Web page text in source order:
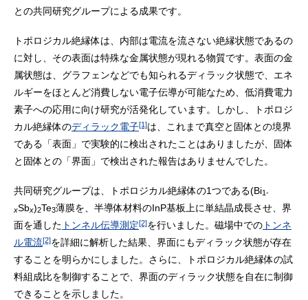
との共同研究グループによる成果です。
トポロジカル絶縁体は、内部は電流を流さない絶縁状態であるの
に対し、その表面は特殊な金属状態が現れる物質です。表面の金
属状態は、グラフェンなどでも知られるディラック状態で、エネ
ルギーをほとんど消費しない電子伝導が可能なため、低消費電力
素子への応用に向け研究が活発化しています。しかし、トポロジ
カル絶縁体のディラック電子[1]は、これまで真空と固体との境界
である「表面」で実験的に検出されたことはありましたが、固体
と固体との「界面」で検出された報告はありませんでした。
共同研究グループは、トポロジカル絶縁体の1つである(Bi1-
xSbx)2Te3薄膜を、半導体材料のInP基板上に単結晶成長させ、界
面を通した トンネル伝導測定[2]を行いました。磁場中での トンネ
ル電流[2]を詳細に解析した結果、界面にもディラック状態が存在
することを明らかにしました。さらに、トポロジカル絶縁体の試
料組成比を制御することで、界面のディラック状態を自在に制御
できることを示しました。